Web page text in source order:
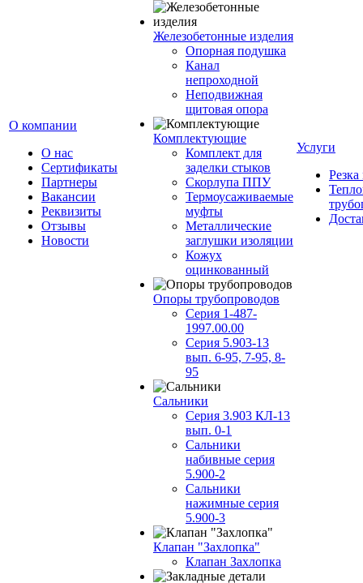
О компании
О нас
Сертификаты
Партнеры
Вакансии
Реквизиты
Отзывы
Новости
Железобетонные изделия
Опорная подушка
Канал
непроходной
Неподвижная
щитовая опора
Комплектующие
Комплект для
заделки стыков
Скорлупа ППУ
Термоусаживаемые
муфты
Металлические
заглушки изоляции
Кожух
оцинкованный
Опоры трубопроводов
Серия 1-487-
1997.00.00
Серия 5.903-13
вып. 6-95, 7-95, 8-
95
Сальники
Серия 3.903 КЛ-13
вып. 0-1
Сальники
набивные серия
5.900-2
Сальники
нажимные серия
5.900-3
Клапан "Захлопка"
Клапан Захлопка
Услуги
Резка